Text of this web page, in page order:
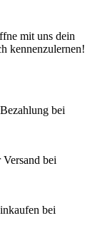
mit uns dein
kennenzulernen!